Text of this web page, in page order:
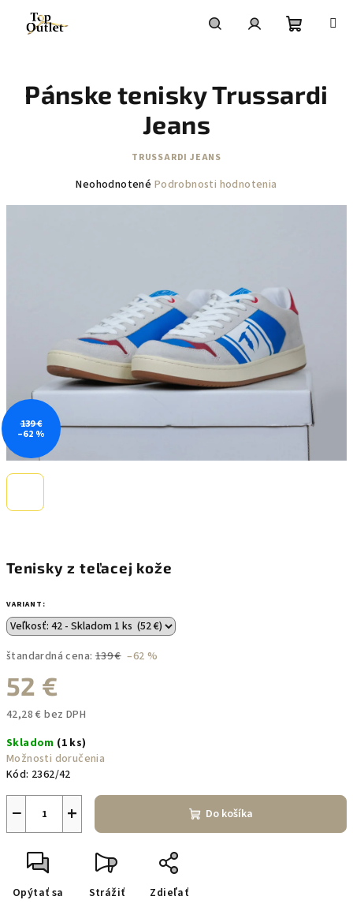
obsah
košík
Tenisky z teľacej kože
VARIANT:
štandardná cena: 139 € –62 %
52 €
42,28 € bez DPH
cena:
Skladom (1 ks)
Možnosti doručenia
Kód: 2362/42
+
− Do košíka
Opýtať sa Strážiť Zdieľať
Pánske tenisky Trussardi
Jeans
TRUSSARDI JEANS
Priemerné
Neohodnotené Podrobnosti hodnotenia
139 €
–62 %